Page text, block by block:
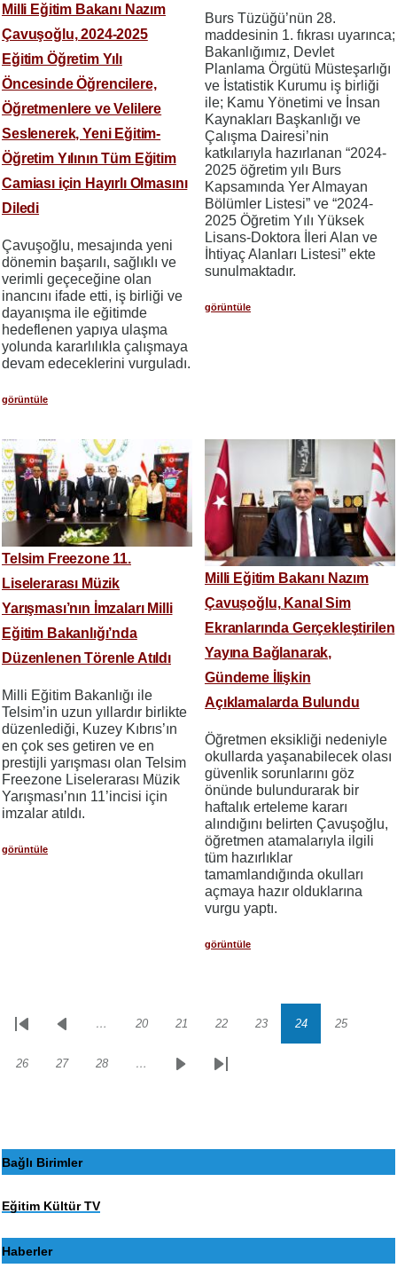
Milli Eğitim Bakanı Nazım
Çavuşoğlu, 2024-2025
Eğitim Öğretim Yılı
Öncesinde Öğrencilere,
Öğretmenlere ve Velilere
Seslenerek, Yeni Eğitim-
Öğretim Yılının Tüm Eğitim
Camiası için Hayırlı Olmasını
Diledi
Çavuşoğlu, mesajında yeni
dönemin başarılı, sağlıklı ve
verimli geçeceğine olan
inancını ifade etti, iş birliği ve
dayanışma ile eğitimde
hedeflenen yapıya ulaşma
yolunda kararlılıkla çalışmaya
devam edeceklerini vurguladı.
görüntüle
Burs Tüzüğü’nün 28.
maddesinin 1. fıkrası uyarınca;
Bakanlığımız, Devlet
Planlama Örgütü Müsteşarlığı
ve İstatistik Kurumu iş birliği
ile; Kamu Yönetimi ve İnsan
Kaynakları Başkanlığı ve
Çalışma Dairesi’nin
katkılarıyla hazırlanan “2024-
2025 öğretim yılı Burs
Kapsamında Yer Almayan
Bölümler Listesi” ve “2024-
2025 Öğretim Yılı Yüksek
Lisans-Doktora İleri Alan ve
İhtiyaç Alanları Listesi” ekte
sunulmaktadır.
görüntüle
Telsim Freezone 11.
Liselerarası Müzik
Yarışması’nın İmzaları Milli
Eğitim Bakanlığı’nda
Düzenlenen Törenle Atıldı
Milli Eğitim Bakanlığı ile
Telsim’in uzun yıllardır birlikte
düzenlediği, Kuzey Kıbrıs’ın
en çok ses getiren ve en
prestijli yarışması olan Telsim
Freezone Liselerarası Müzik
Yarışması’nın 11’incisi için
imzalar atıldı.
görüntüle
Milli Eğitim Bakanı Nazım
Çavuşoğlu, Kanal Sim
Ekranlarında Gerçekleştirilen
Yayına Bağlanarak,
Gündeme İlişkin
Açıklamalarda Bulundu
Öğretmen eksikliği nedeniyle
okullarda yaşanabilecek olası
güvenlik sorunlarını göz
önünde bulundurarak bir
haftalık erteleme kararı
alındığını belirten Çavuşoğlu,
öğretmen atamalarıyla ilgili
tüm hazırlıklar
tamamlandığında okulları
açmaya hazır olduklarına
vurgu yaptı.
görüntüle
Sayfalama
İlk
Önceki… Sayfa
20 Sayfa
21 Sayfa
22 Sayfa
23 Sayfa
24 Sayfa
25
Sayfa
26 Sayfa
27 Sayfa
28 …
SonrakiSon
Bağlı Birimler
Eğitim Kültür TV
Haberler